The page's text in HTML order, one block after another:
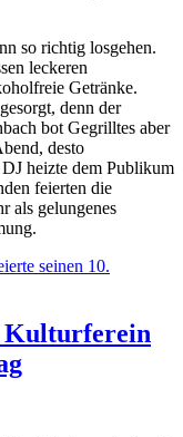
so richtig losgehen.
leckeren
Getränke.
denn der
bot Gegrilltes aber
desto
heizte dem Publikum
feierten die
als gelungenes
Kulturferein